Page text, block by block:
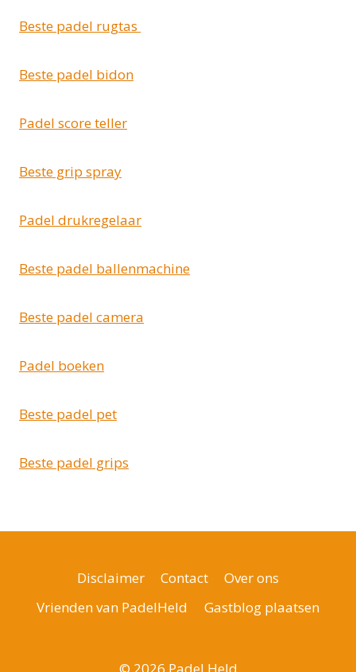
Beste padel rugtas
Beste padel bidon
Padel score teller
Beste grip spray
Padel drukregelaar
Beste padel ballenmachine
Beste padel camera
Padel boeken
Beste padel pet
Beste padel grips
Disclaimer Contact
Over ons
Vrienden van PadelHeld
Gastblog plaatsen